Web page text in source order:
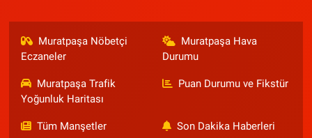
Muratpaşa Nöbetçi
Eczaneler
Muratpaşa Hava
Durumu
Muratpaşa Trafik
Yoğunluk Haritası
Puan Durumu ve Fikstür
Tüm Manşetler Son Dakika Haberleri